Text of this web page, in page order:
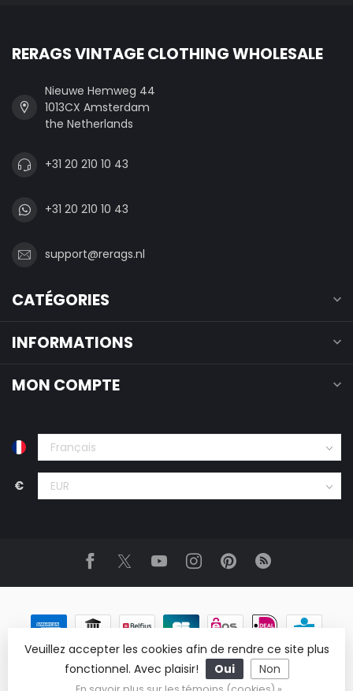
RERAGS VINTAGE CLOTHING WHOLESALE
Nieuwe Hemweg 44
1013CX Amsterdam
the Netherlands
+31 20 210 10 43
+31 20 210 10 43
support@rerags.nl
CATÉGORIES
INFORMATIONS
MON COMPTE
€
© Copyright 2026 ReRags Vintage Clothing Wholesale
Veuillez accepter les cookies afin de rendre ce site plus
fonctionnel. Avec plaisir!
Oui Non